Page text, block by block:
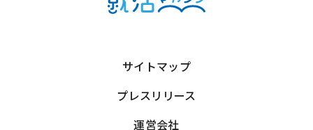
サイトマップ
プレスリリース
運営会社